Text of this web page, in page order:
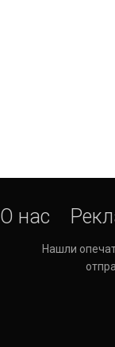
О нас
Нашли